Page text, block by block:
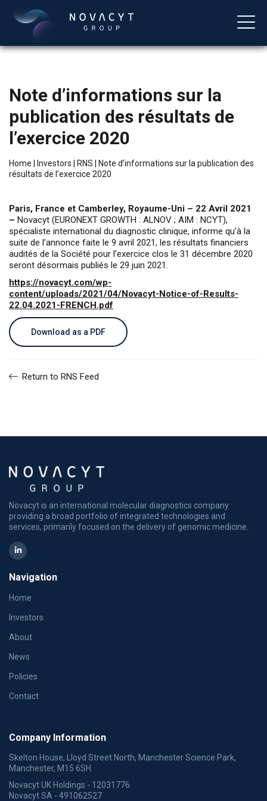
English
Note d’informations sur la
publication des résultats de
l’exercice 2020
Home Investors RNS
Note d’informations sur la publication des
résultats de l’exercice 2020
Paris, France et Camberley, Royaume-Uni – 22 Avril 2021
– Novacyt (EURONEXT GROWTH : ALNOV ; AIM : NCYT),
spécialiste international du diagnostic clinique, informe qu’à la
suite de l’annonce faite le 9 avril 2021, les résultats financiers
audités de la Société pour l’exercice clos le 31 décembre 2020
seront désormais publiés le 29 juin 2021.
https://novacyt.com/wp-
content/uploads/2021/04/Novacyt-Notice-of-Results-
22.04.2021-FRENCH.pdf
Download as a PDF
Return to RNS Feed
Novacyt is an international molecular diagnostics company
providing a broad portfolio of integrated technologies and
services, primarily focused on the delivery of genomic medicine.
Navigation
Home
Investors
About
News
Policies
Contact
Company Information
Skelton House, Lloyd Street North, Manchester Science Park,
Manchester, M15 6SH
Novacyt UK Holdings - 12031776
Novacyt SA - 491062527